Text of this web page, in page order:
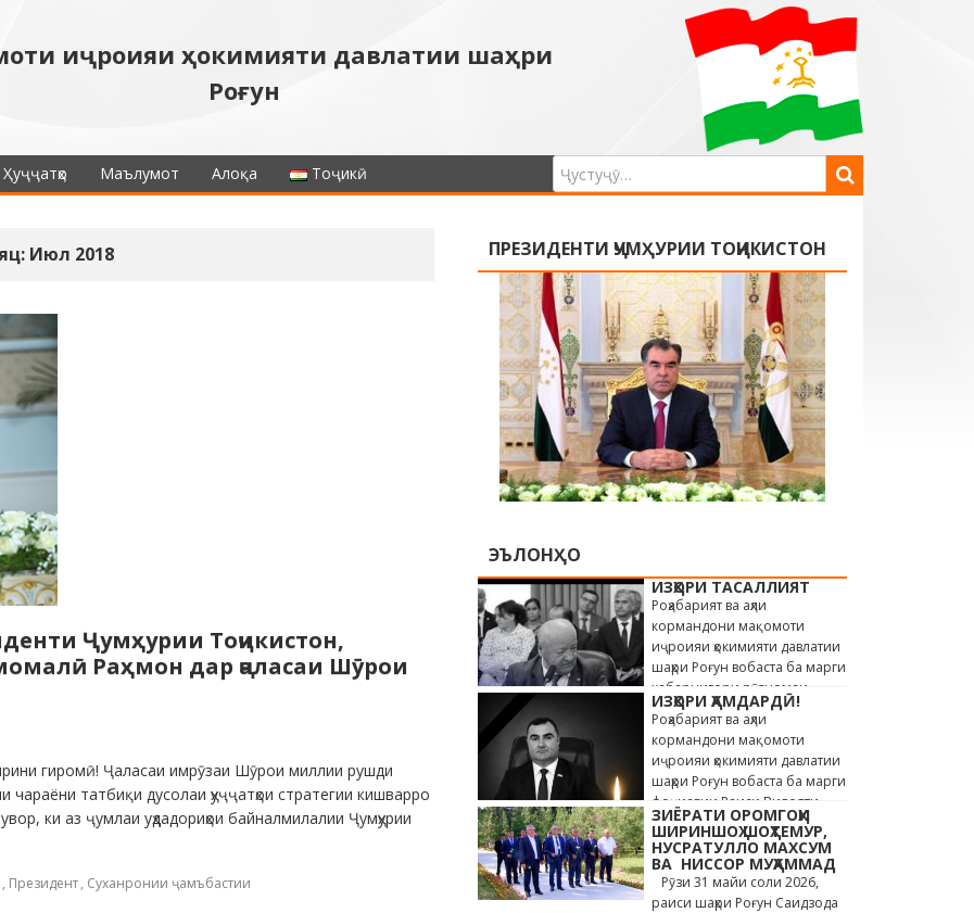
иҷроияи ҳокимияти давлатии шаҳри
Роғун
Ҳуҷҷатҳо Маълумот Алоқа Тоҷикӣ
Июл 2018
Ҷумҳурии Тоҷикистон,
Раҳмон дар ҷаласаи Шӯрои
гиромӣ! Ҷаласаи имрӯзаи Шӯрои миллии рушди
татбиқи дусолаи ҳуҷҷатҳои стратегии кишварро
ки аз ҷумлаи уҳдадориҳои байналмилалии Ҷумҳурии
, Президент, Суханронии ҷамъбастии
ПРЕЗИДЕНТИ ҶУМҲУРИИ ТОҶИКИСТОН
ЭЪЛОНҲО
ИЗҲОРИ ТАСАЛЛИЯТ
Роҳабарият ва аҳли
кормандони мақомоти
иҷроияи ҳокимияти давлатии
шаҳри Роғун вобаста ба марги
хабарнигори рӯзномаи
«Истиқлол» Саиди Ҳайдар,
сахт андӯҳгин …
ИЗҲОРИ ҲАМДАРДӢ!
Роҳабарият ва аҳли
кормандони мақомоти
иҷроияи ҳокимияти давлатии
шаҳри Роғун вобаста ба марги
фоҷиавии Раиси Вилояти
Мухтори Кӯҳистони Бадахшон
Алишер …
ЗИЁРАТИ ОРОМГОҲИ
ШИРИНШОҲ ШОҲТЕМУР,
НУСРАТУЛЛО МАХСУМ
ВА НИССОР МУҲАММАД
Рӯзи 31 майи соли 2026,
раиси шаҳри Роғун Саидзода